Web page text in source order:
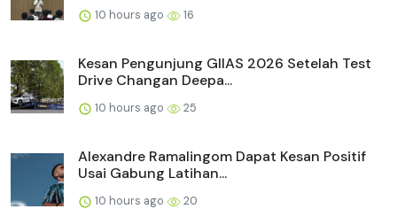
10 hours ago 16
Kesan Pengunjung GIIAS 2026 Setelah Test
Drive Changan Deepa...
10 hours ago 25
Alexandre Ramalingom Dapat Kesan Positif
Usai Gabung Latihan...
10 hours ago 20